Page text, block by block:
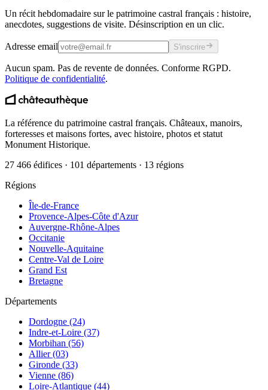
Un récit hebdomadaire sur le patrimoine castral français : histoire,
anecdotes, suggestions de visite. Désinscription en un clic.
Adresse email S'inscrire
Aucun spam. Pas de revente de données. Conforme RGPD.
Politique de confidentialité.
La référence du patrimoine castral français. Châteaux, manoirs,
forteresses et maisons fortes, avec histoire, photos et statut
Monument Historique.
27 466 édifices · 101 départements · 13 régions
Régions
Île-de-France
Provence-Alpes-Côte d'Azur
Auvergne-Rhône-Alpes
Occitanie
Nouvelle-Aquitaine
Centre-Val de Loire
Grand Est
Bretagne
Départements
Dordogne (24)
Indre-et-Loire (37)
Morbihan (56)
Allier (03)
Gironde (33)
Vienne (86)
Loire-Atlantique (44)